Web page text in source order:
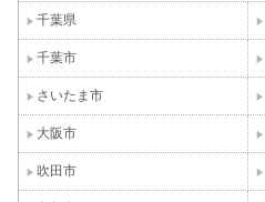
千葉県
千葉市
さいたま市
大阪市
吹田市